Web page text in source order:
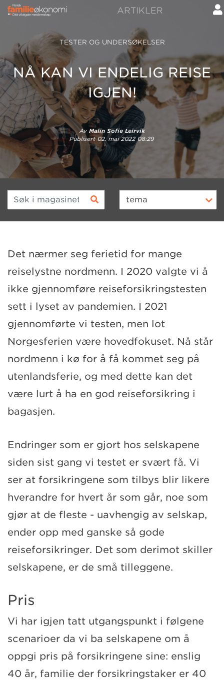
ARTIKLER
TESTER OG UNDERSØKELSER
NÅ KAN VI ENDELIG REISE
IGJEN!
Av Malin Sofie Leirvik
Publisert 02. mai 2022 08:29
Søk i magasinet tema
Det nærmer seg ferietid for mange
reiselystne nordmenn. I 2020 valgte vi å
ikke gjennomføre reiseforsikringstesten
sett i lyset av pandemien. I 2021
gjennomførte vi testen, men lot
Norgesferien være hovedfokuset. Nå står
nordmenn i kø for å få kommet seg på
utenlandsferie, og med dette kan det
være lurt å ha en god reiseforsikring i
bagasjen.
Endringer som er gjort hos selskapene
siden sist gang vi testet er svært få. Vi
ser at forsikringene som tilbys blir likere
hverandre for hvert år som går, noe som
gjør at de fleste - uavhengig av selskap,
ender opp med ganske så gode
reiseforsikringer. Det som derimot skiller
selskapene, er de små tilleggene.
Pris
Vi har igjen tatt utgangspunkt i følgene
scenarioer da vi ba selskapene om å
oppgi pris på forsikringene sine: enslig
40 år, familie der forsikringstaker er 40